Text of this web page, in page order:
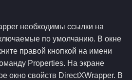
необходимы ссылки на
по умолчанию. В окне
правой кнопкой на имени
Properties. На экране
окно свойств DirectXWrapper. В